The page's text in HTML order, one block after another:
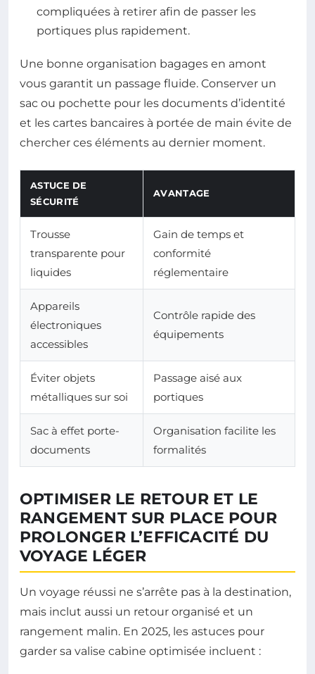
compliquées à retirer afin de passer les
portiques plus rapidement.
Une bonne organisation bagages en amont
vous garantit un passage fluide. Conserver un
sac ou pochette pour les documents d’identité
et les cartes bancaires à portée de main évite de
chercher ces éléments au dernier moment.
ASTUCE DE
SÉCURITÉ
AVANTAGE
Trousse
transparente pour
liquides
Gain de temps et
conformité
réglementaire
Appareils
électroniques
accessibles
Contrôle rapide des
équipements
Éviter objets
métalliques sur soi
Passage aisé aux
portiques
Sac à effet porte-
documents
Organisation facilite les
formalités
OPTIMISER LE RETOUR ET LE
RANGEMENT SUR PLACE POUR
PROLONGER L’EFFICACITÉ DU
VOYAGE LÉGER
Un voyage réussi ne s’arrête pas à la destination,
mais inclut aussi un retour organisé et un
rangement malin. En 2025, les astuces pour
garder sa valise cabine optimisée incluent :